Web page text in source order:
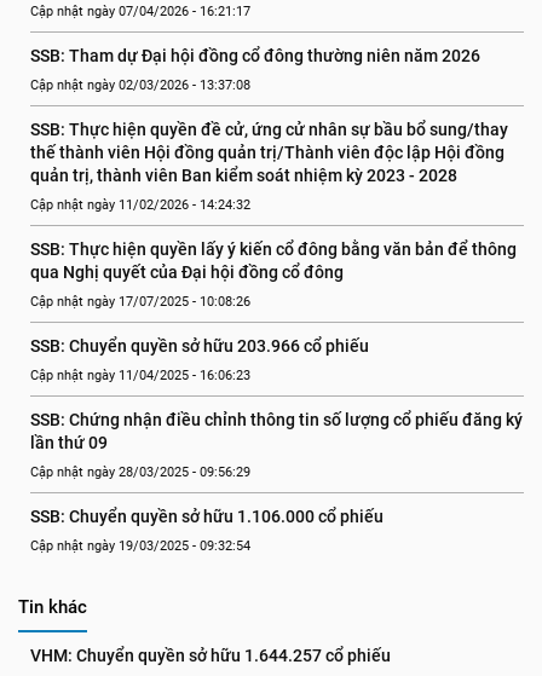
Cập nhật ngày 07/04/2026 - 16:21:17
SSB: Tham dự Đại hội đồng cổ đông thường niên năm 2026
Cập nhật ngày 02/03/2026 - 13:37:08
SSB: Thực hiện quyền đề cử, ứng cử nhân sự bầu bổ sung/thay
thế thành viên Hội đồng quản trị/Thành viên độc lập Hội đồng
quản trị, thành viên Ban kiểm soát nhiệm kỳ 2023 - 2028
Cập nhật ngày 11/02/2026 - 14:24:32
SSB: Thực hiện quyền lấy ý kiến cổ đông bằng văn bản để thông
qua Nghị quyết của Đại hội đồng cổ đông
Cập nhật ngày 17/07/2025 - 10:08:26
SSB: Chuyển quyền sở hữu 203.966 cổ phiếu
Cập nhật ngày 11/04/2025 - 16:06:23
SSB: Chứng nhận điều chỉnh thông tin số lượng cổ phiếu đăng ký
lần thứ 09
Cập nhật ngày 28/03/2025 - 09:56:29
SSB: Chuyển quyền sở hữu 1.106.000 cổ phiếu
Cập nhật ngày 19/03/2025 - 09:32:54
Tin khác
VHM: Chuyển quyền sở hữu 1.644.257 cổ phiếu